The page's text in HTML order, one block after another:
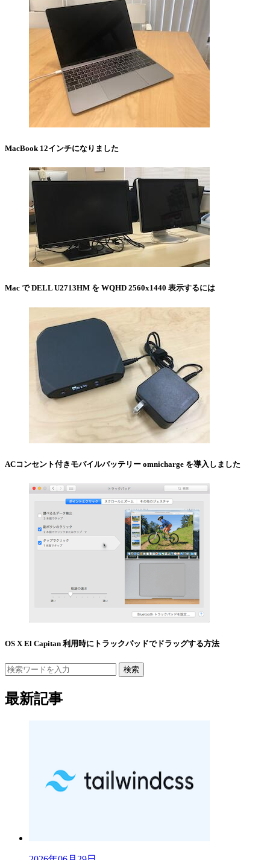
MacBook 12インチになりました
Mac で DELL U2713HM を WQHD 2560x1440 表示するには
ACコンセント付きモバイルバッテリー omnicharge を導入しました
OS X El Capitan 利用時にトラックパッドでドラッグする方法
検索
最新記事